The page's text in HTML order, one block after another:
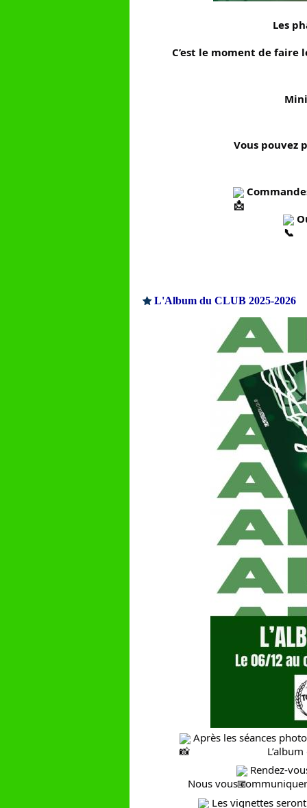
Les
C’est le moment de
Vous pouvez
L'Album du CLUB 2025-2026
Après les séances
Rendez-
Nous vous
Les vignettes